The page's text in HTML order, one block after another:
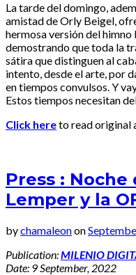
La tarde del domingo,
amistad de Orly Beigel,
hermosa versión del himno
demostrando que toda la
sátira que distinguen al
intento, desde el arte, por
en tiempos convulsos. Y
Estos tiempos necesitan
Click hereto read original
Press :
Lemper y la
bychamaleonon
Publication:MILENIO
Date: 9 September, 2022